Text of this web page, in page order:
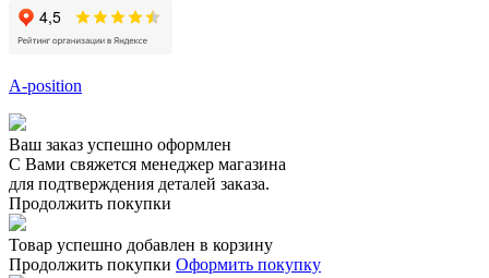
A-position
Ваш заказ успешно оформлен
С Вами свяжется менеджер магазина
для подтверждения деталей заказа.
Продолжить покупки
Товар успешно добавлен в корзину
Продолжить покупки Оформить покупку